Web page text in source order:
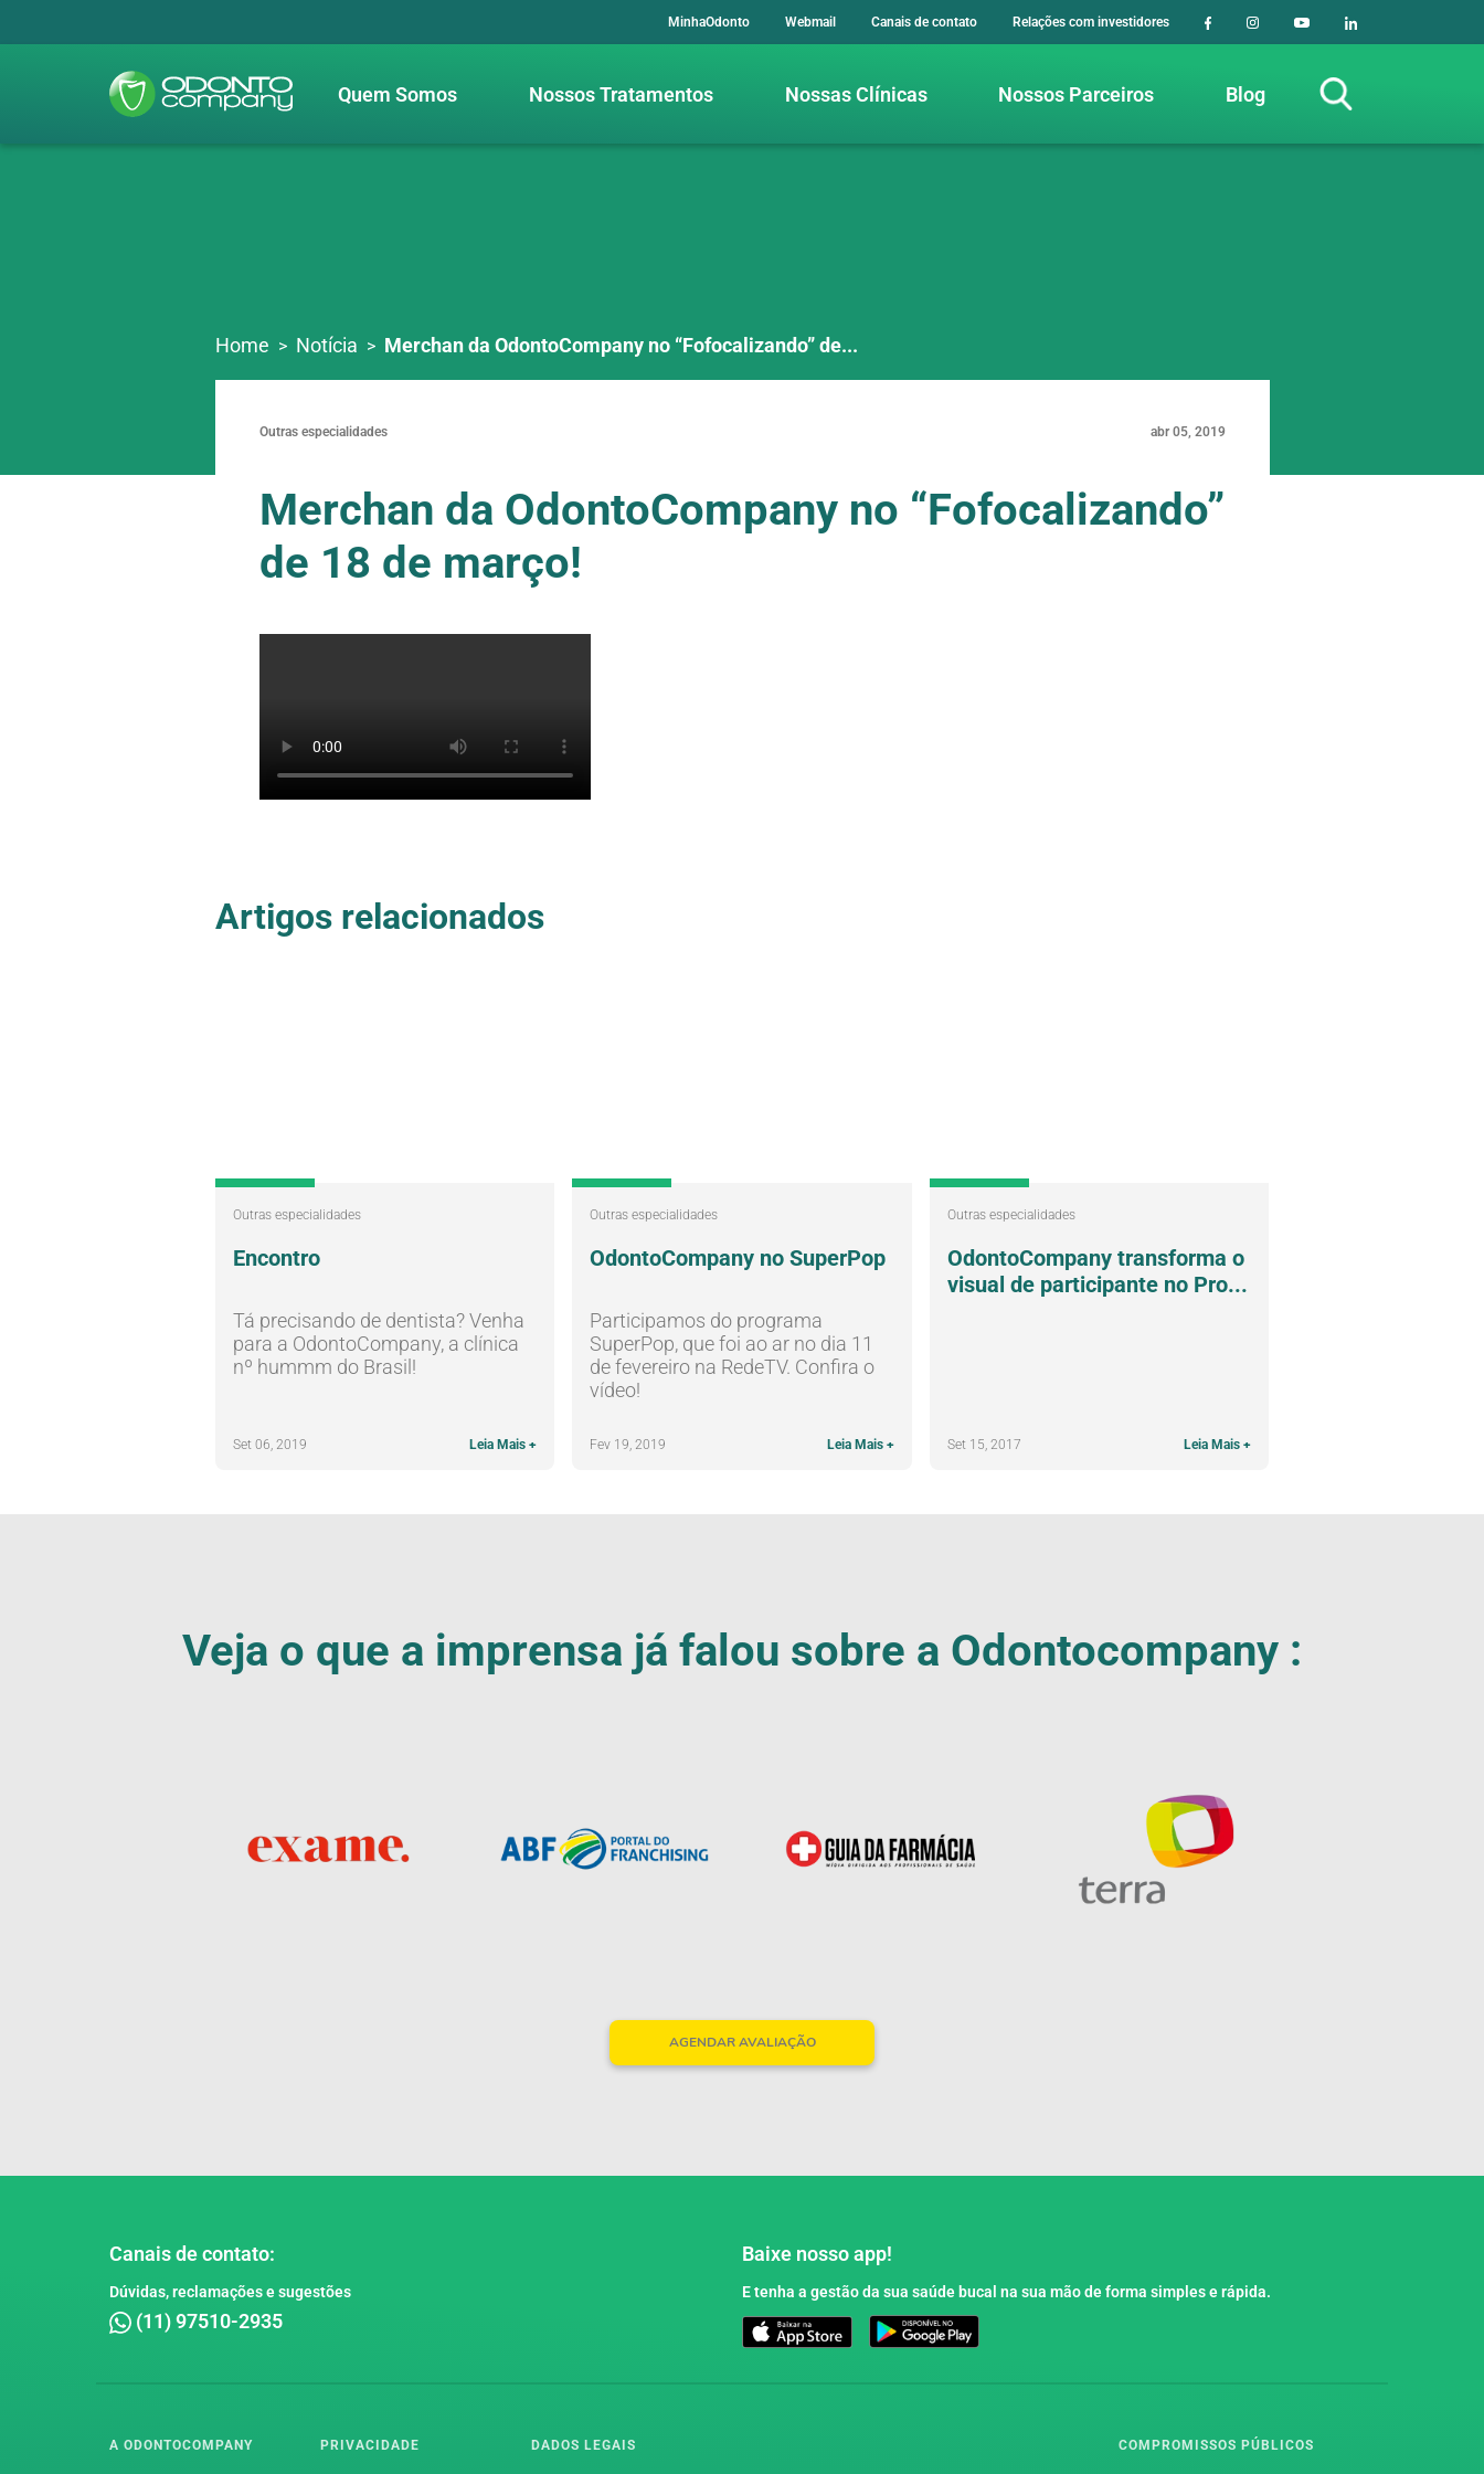
MinhaOdonto Webmail Canais de contato Relações com investidores
Quem Somos Nossos Tratamentos Nossas Clínicas Nossos Parceiros Blog
Home Notícia Merchan da OdontoCompany no “Fofocalizando” de...
Outras especialidades abr 05, 2019
Merchan da OdontoCompany no “Fofocalizando”
de 18 de março!
Artigos relacionados
Outras especialidades
Encontro
Tá precisando de dentista? Venha
para a OdontoCompany, a clínica
nº hummm do Brasil!
Set 06, 2019 Leia Mais +
Outras especialidades
OdontoCompany no SuperPop
Participamos do programa
SuperPop, que foi ao ar no dia 11
de fevereiro na RedeTV. Confira o
vídeo!
Fev 19, 2019 Leia Mais +
Outras especialidades
OdontoCompany transforma o
visual de participante no Pro...
Set 15, 2017 Leia Mais +
Veja o que a imprensa já falou sobre a Odontocompany :
AGENDAR AVALIAÇÃO
Canais de contato:
Dúvidas, reclamações e sugestões
(11) 97510-2935
Baixe nosso app!
E tenha a gestão da sua saúde bucal na sua mão de forma simples e rápida.
A ODONTOCOMPANY PRIVACIDADE DADOS LEGAIS COMPROMISSOS PÚBLICOS